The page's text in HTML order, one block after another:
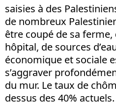
saisies à des
de nombreux
être coupé de sa ferme,
hôpital, de sources
économique et sociale
s’aggraver
du mur. Le taux de
dessus des 40% actuels.